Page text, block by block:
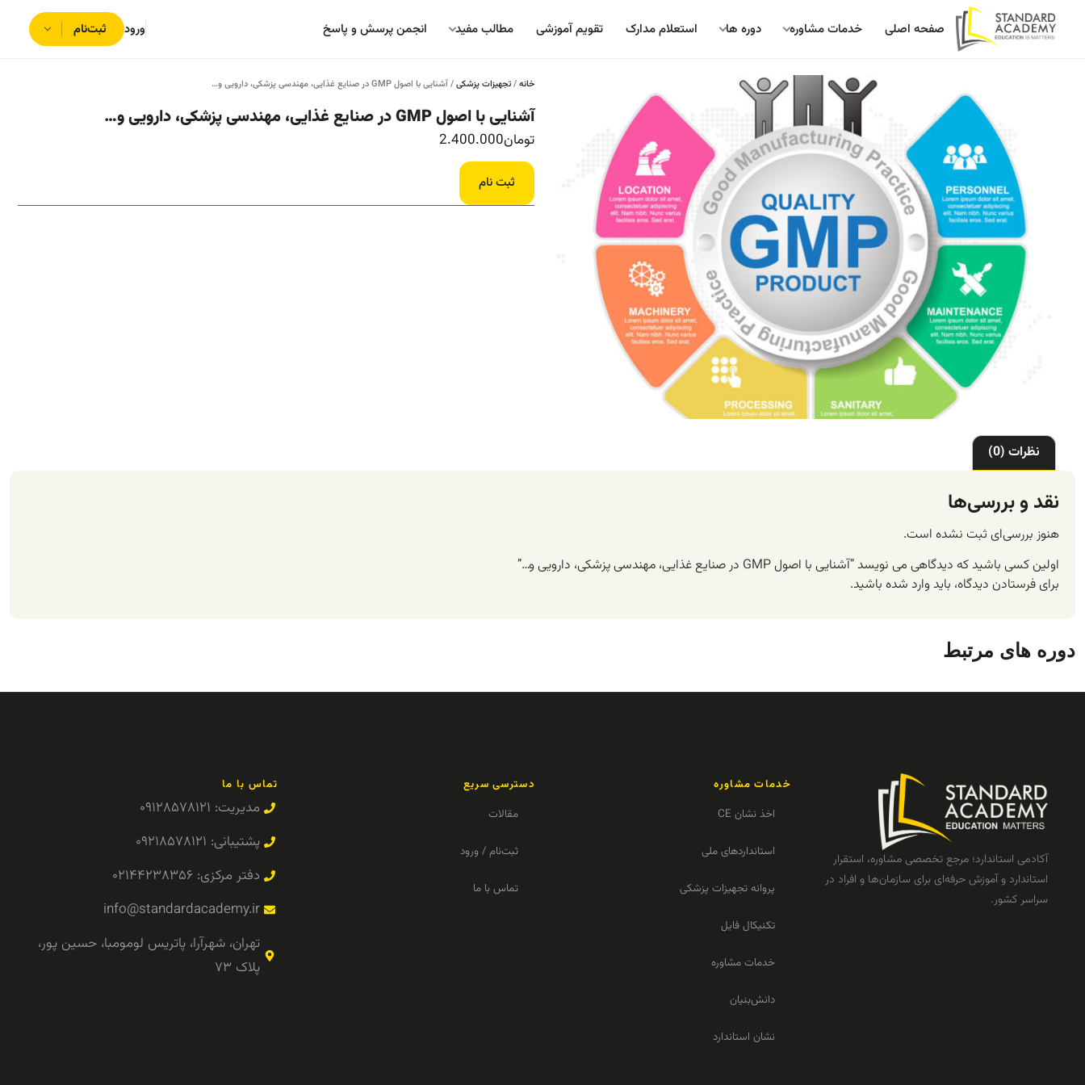
صفحه اصلی خدمات مشاوره دوره ها استعلام مدارک تقویم آموزشی مطالب مفید انجمن پرسش و پاسخ ورود ثبت‌نام
خانه/تجهیزات پزشکی/ آشنایی با اصول GMP در صنایع غذایی، مهندسی پزشکی، دارویی و…
آشنایی با اصول GMP در صنایع غذایی، مهندسی پزشکی، دارویی و…
تومان2.400.000
ثبت نام
نظرات (0)
نقد و بررسی‌ها
هنوز بررسی‌ای ثبت نشده است.
اولین کسی باشید که دیدگاهی می نویسد “آشنایی با اصول GMP در صنایع غذایی، مهندسی پزشکی، دارویی و…”
برای فرستادن دیدگاه، بایدوارد شده باشید.
دوره های مرتبط
آکادمی استاندارد؛ مرجع تخصصی مشاوره، استقرار
استاندارد و آموزش حرفه‌ای برای سازمان‌ها و افراد در
سراسر کشور.
خدمات مشاوره
اخذ نشان CE
استانداردهای ملی
پروانه تجهیزات پزشکی
تکنیکال فایل
خدمات مشاوره
دانش‌بنیان
نشان استاندارد
دسترسی سریع
مقالات
ثبت‌نام / ورود
تماس با ما
تماس با ما
مدیریت: ۰۹۱۲۸۵۷۸۱۲۱
پشتیبانی: ۰۹۲۱۸۵۷۸۱۲۱
دفتر مرکزی: ۰۲۱۴۴۲۳۸۳۵۶
info@standardacademy.ir
تهران، شهرآرا، پاتریس لومومبا، حسین پور،
پلاک ۷۳